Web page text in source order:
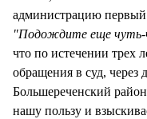
администрацию первый
"Подождите еще чуть-
что по истечении трех
обращения в суд,
Большереченский
нашу пользу и